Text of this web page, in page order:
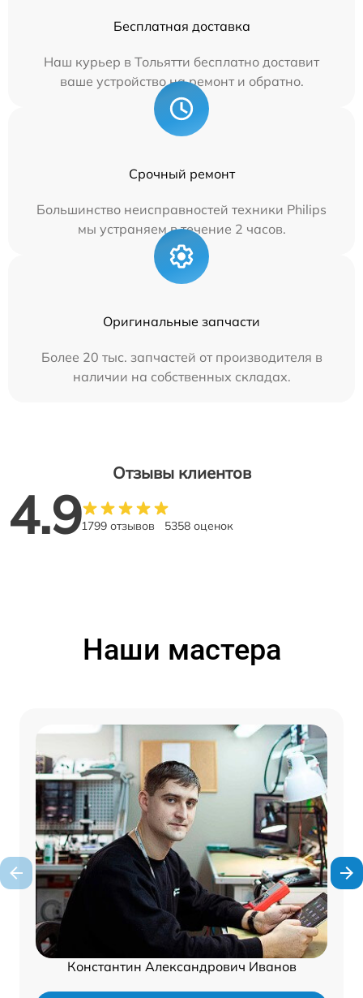
Бесплатная доставка
Наш курьер в Тольятти бесплатно доставит
ваше устройство на ремонт и обратно.
Срочный ремонт
Большинство неисправностей техники Philips
мы устраняем в течение 2 часов.
Оригинальные запчасти
Более 20 тыс. запчастей от производителя в
наличии на собственных складах.
Отзывы клиентов
4.91799 отзывов 5358 оценок
Наши мастера
Константин Александрович Иванов